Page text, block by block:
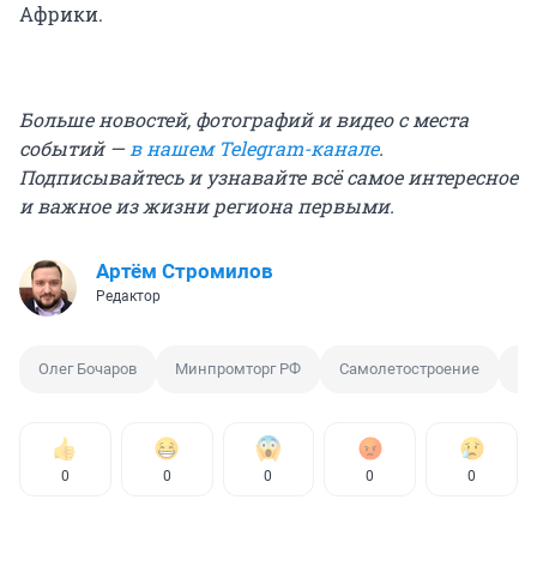
Африки.
Больше новостей, фотографий и видео с места
событий — в нашем Telegram-канале.
Подписывайтесь и узнавайте всё самое интересное
и важное из жизни региона первыми.
Артём Стромилов
Редактор
Олег Бочаров Минпромторг РФ Самолетостроение
0 0 0 0 0